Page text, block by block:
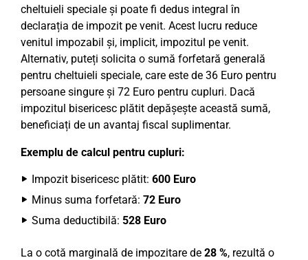
cheltuieli speciale și poate fi dedus integral în
declarația de impozit pe venit. Acest lucru reduce
venitul impozabil și, implicit, impozitul pe venit.
Alternativ, puteți solicita o sumă forfetară generală
pentru cheltuieli speciale, care este de 36 Euro pentru
persoane singure și 72 Euro pentru cupluri. Dacă
impozitul bisericesc plătit depășește această sumă,
beneficiați de un avantaj fiscal suplimentar.
Exemplu de calcul pentru cupluri:
Impozit bisericesc plătit: 600 Euro
Minus suma forfetară: 72 Euro
Suma deductibilă: 528 Euro
La o cotă marginală de impozitare de 28 %, rezultă o